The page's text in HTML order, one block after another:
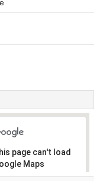
page can't load
Maps